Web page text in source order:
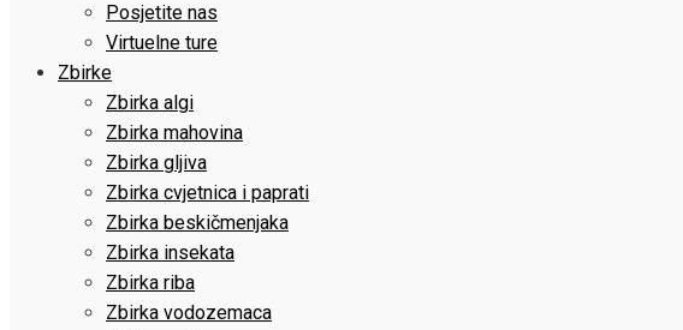
Posjetite nas
Virtuelne ture
Zbirke
Zbirka algi
Zbirka mahovina
Zbirka gljiva
Zbirka cvjetnica i paprati
Zbirka beskičmenjaka
Zbirka insekata
Zbirka riba
Zbirka vodozemaca